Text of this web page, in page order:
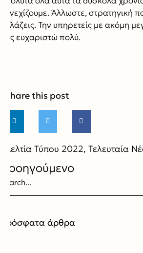
συνεχίζουμε. Άλλωστε, στρατηγική
αλλάζεις. Την υπηρετείς με ακόμη
Σας ευχαριστώ πολύ.
Share this post
Δελτία Τύπου 2022, Τελευταία
Προηγούμενο
Πρόσφατα άρθρα